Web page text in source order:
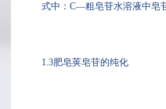
式中：C—粗皂苷水溶液中
1.3肥皂荚皂苷的纯化